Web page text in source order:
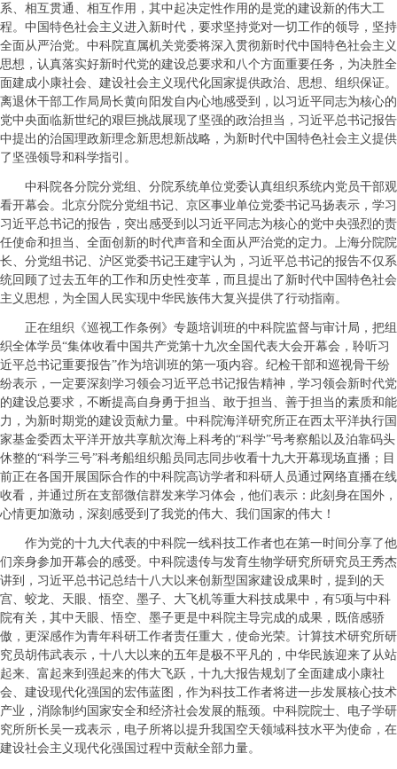
系、相互贯通、相互作用，其中起决定性作用的是党的建设新的伟大工
程。中国特色社会主义进入新时代，要求坚持党对一切工作的领导，坚持
全面从严治党。中科院直属机关党委将深入贯彻新时代中国特色社会主义
思想，认真落实好新时代党的建设总要求和八个方面重要任务，为决胜全
面建成小康社会、建设社会主义现代化国家提供政治、思想、组织保证。
离退休干部工作局局长黄向阳发自内心地感受到，以习近平同志为核心的
党中央面临新世纪的艰巨挑战展现了坚强的政治担当，习近平总书记报告
中提出的治国理政新理念新思想新战略，为新时代中国特色社会主义提供
了坚强领导和科学指引。
中科院各分院分党组、分院系统单位党委认真组织系统内党员干部观
看开幕会。北京分院分党组书记、京区事业单位党委书记马扬表示，学习
习近平总书记的报告，突出感受到以习近平同志为核心的党中央强烈的责
任使命和担当、全面创新的时代声音和全面从严治党的定力。上海分院院
长、分党组书记、沪区党委书记王建宇认为，习近平总书记的报告不仅系
统回顾了过去五年的工作和历史性变革，而且提出了新时代中国特色社会
主义思想，为全国人民实现中华民族伟大复兴提供了行动指南。
正在组织《巡视工作条例》专题培训班的中科院监督与审计局，把组
织全体学员“集体收看中国共产党第十九次全国代表大会开幕会，聆听习
近平总书记重要报告”作为培训班的第一项内容。纪检干部和巡视骨干纷
纷表示，一定要深刻学习领会习近平总书记报告精神，学习领会新时代党
的建设总要求，不断提高自身勇于担当、敢于担当、善于担当的素质和能
力，为新时期党的建设贡献力量。中科院海洋研究所正在西太平洋执行国
家基金委西太平洋开放共享航次海上科考的“科学”号考察船以及泊靠码头
休整的“科学三号”科考船组织船员同志同步收看十九大开幕现场直播；目
前正在各国开展国际合作的中科院高访学者和科研人员通过网络直播在线
收看，并通过所在支部微信群发来学习体会，他们表示：此刻身在国外，
心情更加激动，深刻感受到了我党的伟大、我们国家的伟大！
作为党的十九大代表的中科院一线科技工作者也在第一时间分享了他
们亲身参加开幕会的感受。中科院遗传与发育生物学研究所研究员王秀杰
讲到，习近平总书记总结十八大以来创新型国家建设成果时，提到的天
宫、蛟龙、天眼、悟空、墨子、大飞机等重大科技成果中，有5项与中科
院有关，其中天眼、悟空、墨子更是中科院主导完成的成果，既倍感骄
傲，更深感作为青年科研工作者责任重大，使命光荣。计算技术研究所研
究员胡伟武表示，十八大以来的五年是极不平凡的，中华民族迎来了从站
起来、富起来到强起来的伟大飞跃，十九大报告规划了全面建成小康社
会、建设现代化强国的宏伟蓝图，作为科技工作者将进一步发展核心技术
产业，消除制约国家安全和经济社会发展的瓶颈。中科院院士、电子学研
究所所长吴一戎表示，电子所将以提升我国空天领域科技水平为使命，在
建设社会主义现代化强国过程中贡献全部力量。